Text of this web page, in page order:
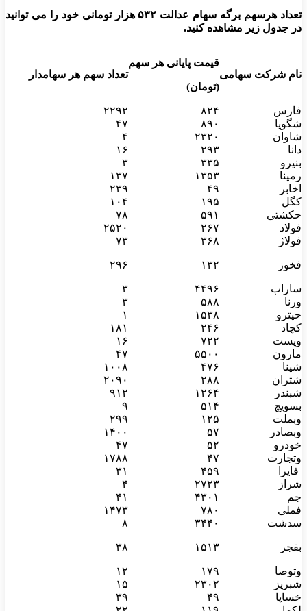
تعداد هرسهم برگه سهام عدالت ۵۳۲ هزار تومانی خود را می توانید
در جدول زیر مشاهده کنید.
نام شرکت سهامی
قیمت پایانی هر سهم
(تومان)
تعداد سهم هر سهامدار
فارس ۸۲۴
۲۲۹۲
شگویا
۸۹۰
۴۷
شاوان
۲۳۲۰
۴
دانا
۲۹۳
۱۶
بنیرو
۳۳۵
۳
رمپنا
۱۳۵۳
۱۳۷
اخابر
۴۹
۲۳۹
کگل
۱۹۵
۱۰۴
حکشتی‌
۵۹۱
۷۸
فولاد
۲۶۷
۲۵۲۰
فولاژ
۳۶۸ ۷۳
فخوز ۱۳۲ ۲۹۶
ساراب ۴۴۹۶
۳
ورنا
۵۸۸
۳
حپترو
۱۵۳۸
۱
کچاد
۲۴۶
۱۸۱
وپست
۷۲۲
۱۶
مارون
۵۵۰۰
۴۷
شپنا
۴۷۶
۱۰۰۸
شتران
۲۸۸
۲۰۹۰
شبندر
۱۲۶۴
۹۱۲
بسویچ
۵۱۴
۹
وبملت
۱۲۵
۲۹۹
وبصادر
۵۷
۱۴۰۰
خودرو
۵۲
۴۷
وتجارت
۴۷
۱۷۸۸
فایرا
۴۵۹
۳۱
شراز
۲۷۲۳
۴
جم
۴۳۰۱
۴۱
فملی
۷۸۰
۱۴۷۳
سدشت
۳۴۴۰ ۸
بفجر ۱۵۱۳ ۳۸
وتوصا ۱۷۹
۱۲
شبریز
۲۳۰۲
۱۵
خساپا
۴۹
۳۹